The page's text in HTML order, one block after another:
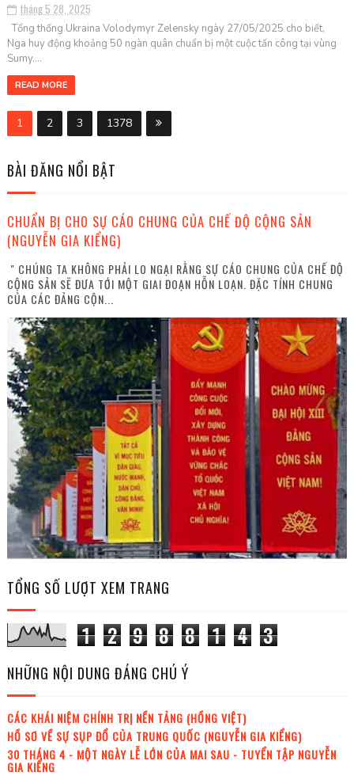
tháng 5 28, 2025
Tổng thống Ukraina Volodymyr Zelensky ngày 27/05/2025 cho biết,
Nga huy động khoảng 50 ngàn quân chuẩn bị một cuộc tấn công tại vùng
Sumy....
READ MORE
1 2 3 1378
BÀI ĐĂNG NỔI BẬT
CHUẨN BỊ CHO SỰ CÁO CHUNG CỦA CHẾ ĐỘ CỘNG SẢN
(NGUYỄN GIA KIỂNG)
" CHÚNG TA KHÔNG PHẢI LO NGẠI RẰNG SỰ CÁO CHUNG CỦA CHẾ ĐỘ
CỘNG SẢN SẼ ĐƯA TỚI MỘT GIAI ĐOẠN HỖN LOẠN. ĐẶC TÍNH CHUNG
CỦA CÁC ĐẢNG CỘN...
TỔNG SỐ LƯỢT XEM TRANG
1 2 9 8 8 1 4 3
NHỮNG NỘI DUNG ĐÁNG CHÚ Ý
CÁC KHÁI NIỆM CHÍNH TRỊ NỀN TẢNG (HỒNG VIỆT)
HỒ SƠ VỀ SỰ SỤP ĐỔ CỦA TRUNG QUỐC (NGUYỄN GIA KIỂNG)
30 THÁNG 4 - MỘT NGÀY LỄ LỚN CỦA MAI SAU - TUYỂN TẬP NGUYỄN
GIA KIỂNG